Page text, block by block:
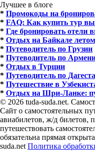
Лучшее в блоге
* Промокоды на
* FAQ: Как купить тур
* Где бронировать отели
* Отдых на Байкале летом
* Путеводитель по Грузии
* Путеводитель по
* Отдых в Турции
* Путеводитель по
* Путешествие в
* Отдых на Шри-Ланке:
© 2026 tuda-suda.net.
Сайт о самостоятельных
авиабилетов, ж/д билетов,
путешествовать
обязательна прямая
suda.net Политика